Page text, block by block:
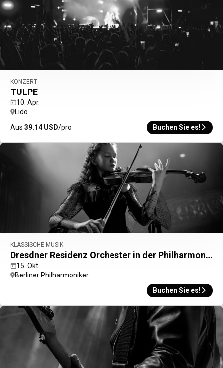
KONZERT
TULPE
10. Apr.
Lido
Aus 39.14 USD/pro Buchen Sie es!
KLASSISCHE MUSIK
Dresdner Residenz Orchester in der Philharmonie Berlin Kammermusiksaal: Vivaldi — Die vier Jahreszeiten
15. Okt.
Berliner Philharmoniker
Buchen Sie es!